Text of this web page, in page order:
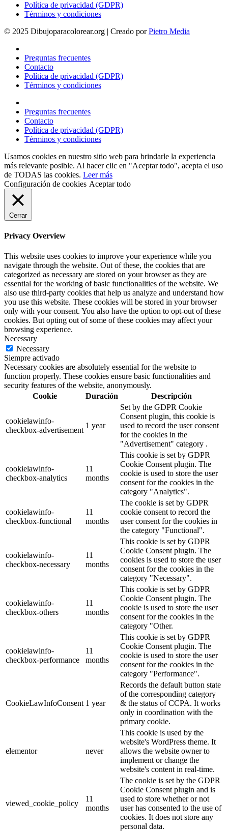
Política de privacidad (GDPR)
Términos y condiciones
© 2025 Dibujoparacolorear.org | Creado porPietro Media
Preguntas frecuentes
Contacto
Política de privacidad (GDPR)
Términos y condiciones
Preguntas frecuentes
Contacto
Política de privacidad (GDPR)
Términos y condiciones
Usamos cookies en nuestro sitio web para brindarle la experiencia
más relevante posible. Al hacer clic en "Aceptar todo", acepta el uso
de TODAS las cookies. Leer más
Configuración de cookies Aceptar todo
Cerrar
Privacy Overview
This website uses cookies to improve your experience while you
navigate through the website. Out of these, the cookies that are
categorized as necessary are stored on your browser as they are
essential for the working of basic functionalities of the website. We
also use third-party cookies that help us analyze and understand how
you use this website. These cookies will be stored in your browser
only with your consent. You also have the option to opt-out of these
cookies. But opting out of some of these cookies may affect your
browsing experience.
Necessary
Necessary
Siempre activado
Necessary cookies are absolutely essential for the website to
function properly. These cookies ensure basic functionalities and
security features of the website, anonymously.
Cookie
Duración Descripción
cookielawinfo-
checkbox-advertisement
1 year
Set by the GDPR Cookie
Consent plugin, this cookie is
used to record the user consent
for the cookies in the
"Advertisement" category .
cookielawinfo-
checkbox-analytics
11
months
This cookie is set by GDPR
Cookie Consent plugin. The
cookie is used to store the user
consent for the cookies in the
category "Analytics".
cookielawinfo-
checkbox-functional
11
months
The cookie is set by GDPR
cookie consent to record the
user consent for the cookies in
the category "Functional".
cookielawinfo-
checkbox-necessary
11
months
This cookie is set by GDPR
Cookie Consent plugin. The
cookies is used to store the user
consent for the cookies in the
category "Necessary".
cookielawinfo-
checkbox-others
11
months
This cookie is set by GDPR
Cookie Consent plugin. The
cookie is used to store the user
consent for the cookies in the
category "Other.
cookielawinfo-
checkbox-performance
11
months
This cookie is set by GDPR
Cookie Consent plugin. The
cookie is used to store the user
consent for the cookies in the
category "Performance".
CookieLawInfoConsent 1 year
Records the default button state
of the corresponding category
& the status of CCPA. It works
only in coordination with the
primary cookie.
elementor never
This cookie is used by the
website's WordPress theme. It
allows the website owner to
implement or change the
website's content in real-time.
viewed_cookie_policy
11
months
The cookie is set by the GDPR
Cookie Consent plugin and is
used to store whether or not
user has consented to the use of
cookies. It does not store any
personal data.